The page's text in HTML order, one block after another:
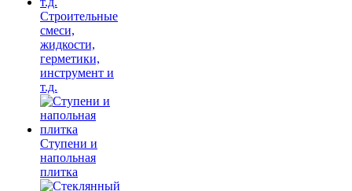
Строительные
смеси,
жидкости,
герметики,
инструмент и
т.д.
Ступени и
напольная
плитка